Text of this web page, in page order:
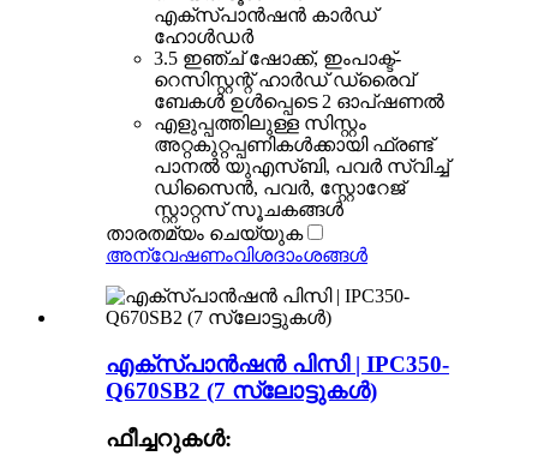
എക്സ്പാൻഷൻ കാർഡ്
ഹോൾഡർ
3.5 ഇഞ്ച് ഷോക്ക്, ഇംപാക്ട്-
റെസിസ്റ്റന്റ് ഹാർഡ് ഡ്രൈവ്
ബേകൾ ഉൾപ്പെടെ 2 ഓപ്ഷണൽ
എളുപ്പത്തിലുള്ള സിസ്റ്റം
അറ്റകുറ്റപ്പണികൾക്കായി ഫ്രണ്ട്
പാനൽ യുഎസ്ബി, പവർ സ്വിച്ച്
ഡിസൈൻ, പവർ, സ്റ്റോറേജ്
സ്റ്റാറ്റസ് സൂചകങ്ങൾ
താരതമ്യം ചെയ്യുക
അന്വേഷണംവിശദാംശങ്ങൾ
എക്സ്പാൻഷൻ പിസി | IPC350-
Q670SB2 (7 സ്ലോട്ടുകൾ)
ഫീച്ചറുകൾ: